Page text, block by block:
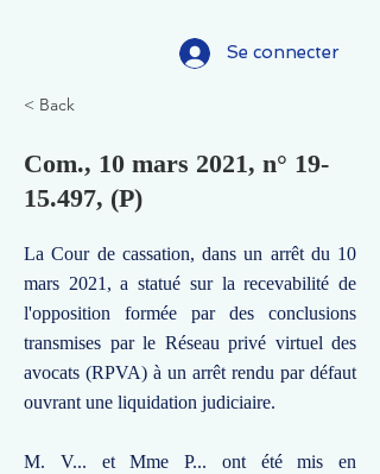
Se connecter
< Back
Com., 10 mars 2021, n° 19-
15.497, (P)
La Cour de cassation, dans un arrêt du 10
mars 2021, a statué sur la recevabilité de
l'opposition formée par des conclusions
transmises par le Réseau privé virtuel des
avocats (RPVA) à un arrêt rendu par défaut
ouvrant une liquidation judiciaire.
M. V... et Mme P... ont été mis en